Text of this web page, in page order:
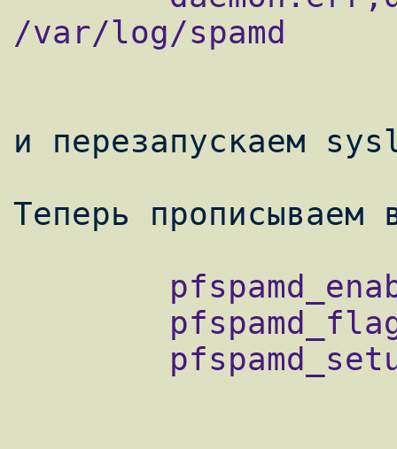
/var/log/spamd
и перезапускаем
Теперь